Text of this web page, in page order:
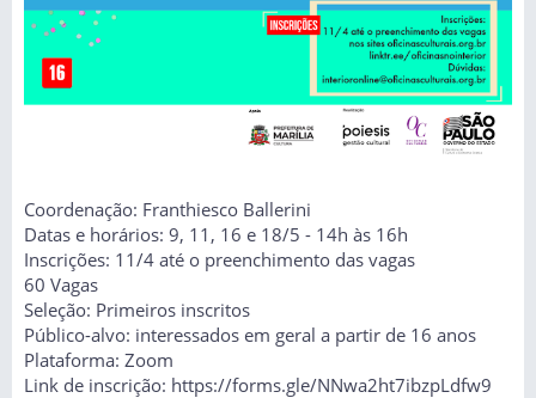
Coordenação: Franthiesco Ballerini
Datas e horários: 9, 11, 16 e 18/5 - 14h às 16h
Inscrições: 11/4 até o preenchimento das vagas
60 Vagas
Seleção: Primeiros inscritos
Público-alvo: interessados em geral a partir de 16 anos
Plataforma: Zoom
Link de inscrição: https://forms.gle/NNwa2ht7ibzpLdfw9